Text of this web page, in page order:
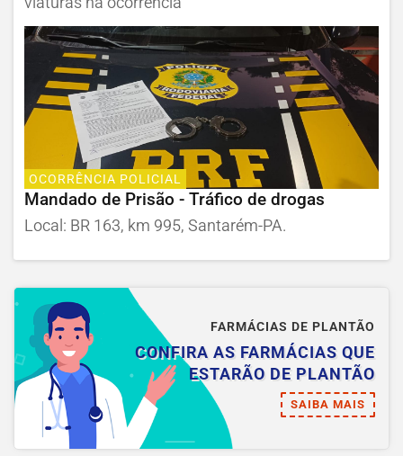
OCORRÊNCIA POLICIAL
Mandado de Prisão - Tráfico de drogas
Local: BR 163, km 995, Santarém-PA.
FARMÁCIAS DE PLANTÃO
CONFIRA AS FARMÁCIAS QUE
ESTARÃO DE PLANTÃO
SAIBA MAIS